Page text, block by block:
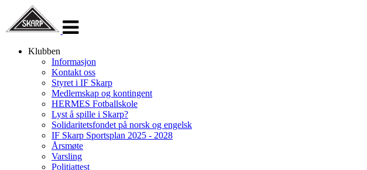
navigasjon
Klubben
Informasjon
Kontakt oss
Styret i IF Skarp
Medlemskap og kontingent
HERMES Fotballskole
Lyst å spille i Skarp?
Solidaritetsfondet på norsk og engelsk
IF Skarp Sportsplan 2025 - 2028
Årsmøte
Varsling
Politiattest